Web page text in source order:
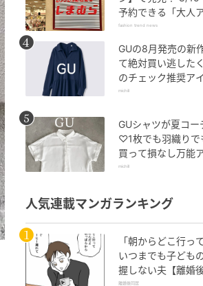
予約できる「大人
て？
fashion trend news
GUの8月発売の新
て絶対買い逃した
のチェック推奨ア
michill
GUシャツが夏コー
♡1枚でも羽織りで
買って損なし万能
michill
人気連載マンガランキング
「朝からどこ行っ
いつまでも子ども
握しない夫【離婚
離婚後同居